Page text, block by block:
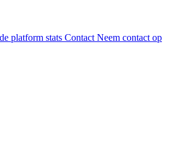
platform stats Contact Neem contact op